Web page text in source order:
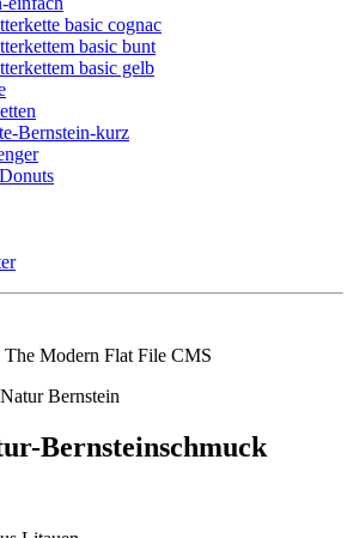
basic cognac
basic bunt
basic gelb
Bernstein-kurz
The Modern Flat File CMS
Bernstein
Bernsteinschmuck